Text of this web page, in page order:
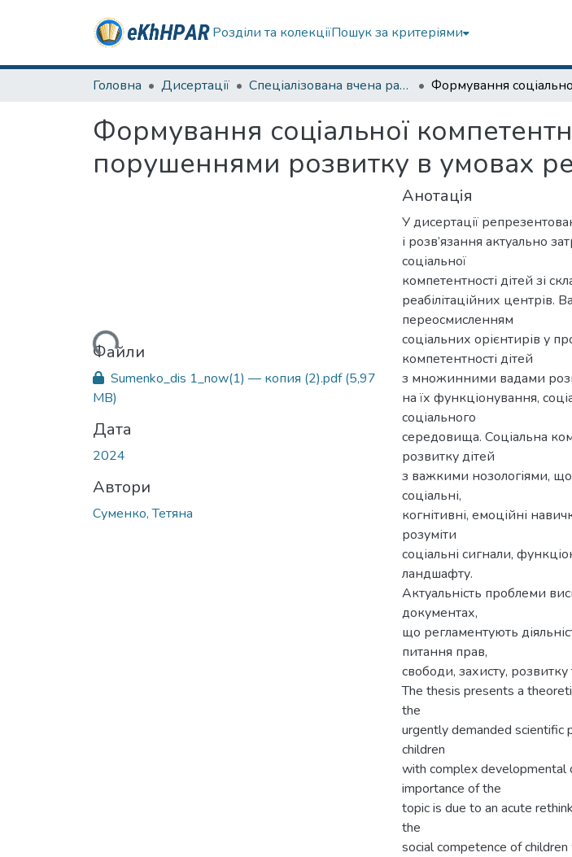
Розділи та колекціїПошук за критеріями
Головна Дисертації Спеціалізована вчена рада спец. 231 Соціальна робота
Формування соціальної
порушеннями розвитку в умовах
Вантажиться...Файли
Sumenko_dis 1_now(1) — копия (2).pdf(5,97
MB)
Дата
2024
Автори
Суменко, Тетяна
Анотація
У дисертації
і розв’язання актуально
соціальної
компетентності дітей зі
реабілітаційних центрів.
переосмисленням
соціальних орієнтирів у
компетентності дітей
з множинними вадами
на їх функціонування,
соціального
середовища. Соціальна
розвитку дітей
з важкими нозологіями, що
соціальні,
когнітивні, емоційні
розуміти
соціальні сигнали,
ландшафту.
Актуальність проблеми
документах,
що регламентують
питання прав,
свободи, захисту, розвитку
The thesis presents a
the
urgently demanded scientific
children
with complex developmental
importance of the
topic is due to an acute
the
social competence of